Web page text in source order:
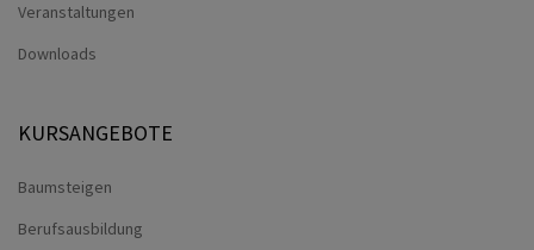
Veranstaltungen
Downloads
KURSANGEBOTE
Baumsteigen
Berufsausbildung